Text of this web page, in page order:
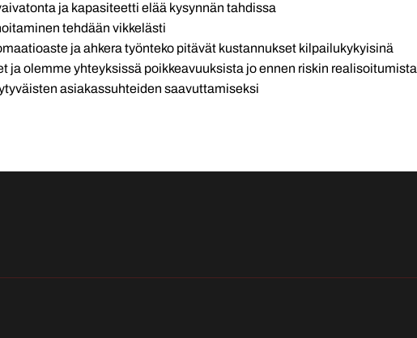
ja kapasiteetti elää kysynnän tahdissa
tehdään vikkelästi
ja ahkera työnteko pitävät kustannukset kilpailukykyisinä
ja olemme yhteyksissä poikkeavuuksista jo ennen riskin realisoitumista
asiakassuhteiden saavuttamiseksi